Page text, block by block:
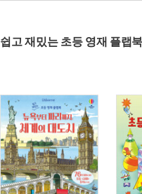
쉽고 재밌는 초등 영재 플랩북